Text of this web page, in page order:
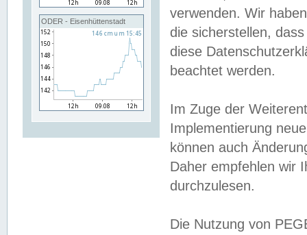
ODER - Eisenhüttenstadt
verwenden. Wir
die sicherstellen,
diese
beachtet werden.
Im Zuge der
Implementierung
können auch
Daher empfehlen wir
durchzulesen.
Die Nutzung von